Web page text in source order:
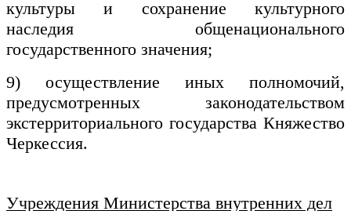
культуры и сохранение культурного
наследия общенационального
государственного значения;
9) осуществление иных полномочий,
предусмотренных законодательством
экстерриториального государства Княжество
Черкессия.
Учреждения Министерства внутренних дел